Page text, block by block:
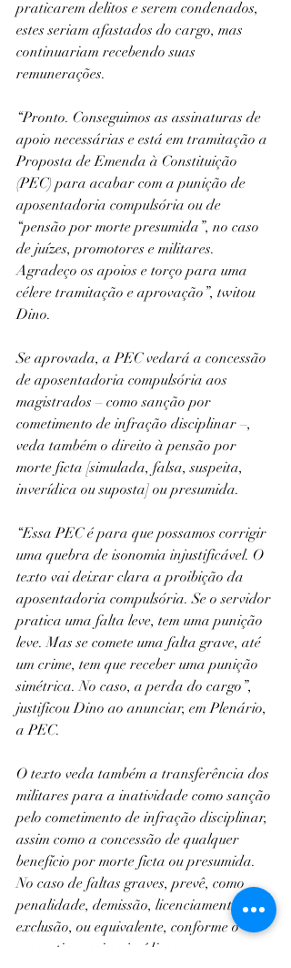
praticarem delitos e serem condenados,
estes seriam afastados do cargo, mas
continuariam recebendo suas
remunerações.
“Pronto. Conseguimos as assinaturas de
apoio necessárias e está em tramitação a
Proposta de Emenda à Constituição
(PEC) para acabar com a punição de
aposentadoria compulsória ou de
“pensão por morte presumida”, no caso
de juízes, promotores e militares.
Agradeço os apoios e torço para uma
célere tramitação e aprovação”, twitou
Dino.
Se aprovada, a PEC vedará a concessão
de aposentadoria compulsória aos
magistrados – como sanção por
cometimento de infração disciplinar –,
veda também o direito à pensão por
morte ficta [simulada, falsa, suspeita,
inverídica ou suposta] ou presumida.
“Essa PEC é para que possamos corrigir
uma quebra de isonomia injustificável. O
texto vai deixar clara a proibição da
aposentadoria compulsória. Se o servidor
pratica uma falta leve, tem uma punição
leve. Mas se comete uma falta grave, até
um crime, tem que receber uma punição
simétrica. No caso, a perda do cargo”,
justificou Dino ao anunciar, em Plenário,
a PEC.
O texto veda também a transferência dos
militares para a inatividade como sanção
pelo cometimento de infração disciplinar,
assim como a concessão de qualquer
benefício por morte ficta ou presumida.
No caso de faltas graves, prevê, como
penalidade, demissão, licenciamento ou
exclusão, ou equivalente, conforme o
respectivo regime jurídico.